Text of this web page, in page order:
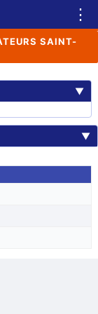
⋮
SAINT-
▼
▼